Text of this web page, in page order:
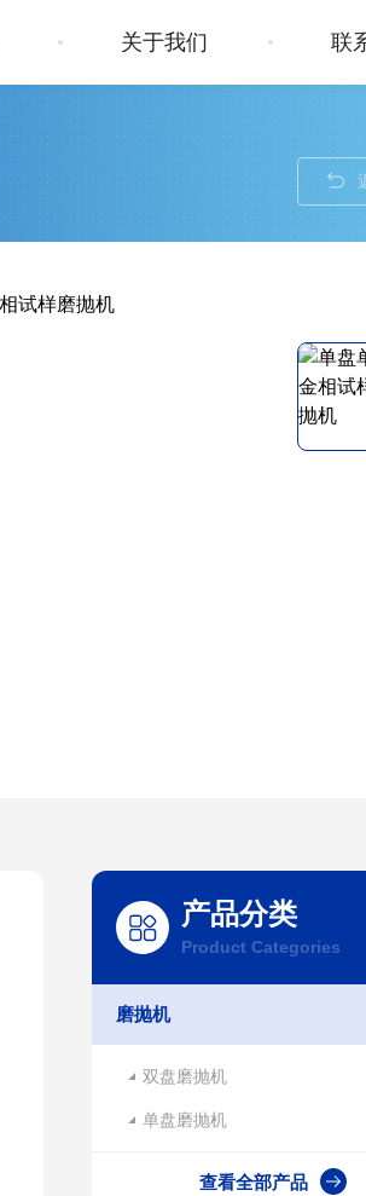
关于我们 联
产品分类
Product Categories
磨抛机
双盘磨抛机
单盘磨抛机
查看全部产品